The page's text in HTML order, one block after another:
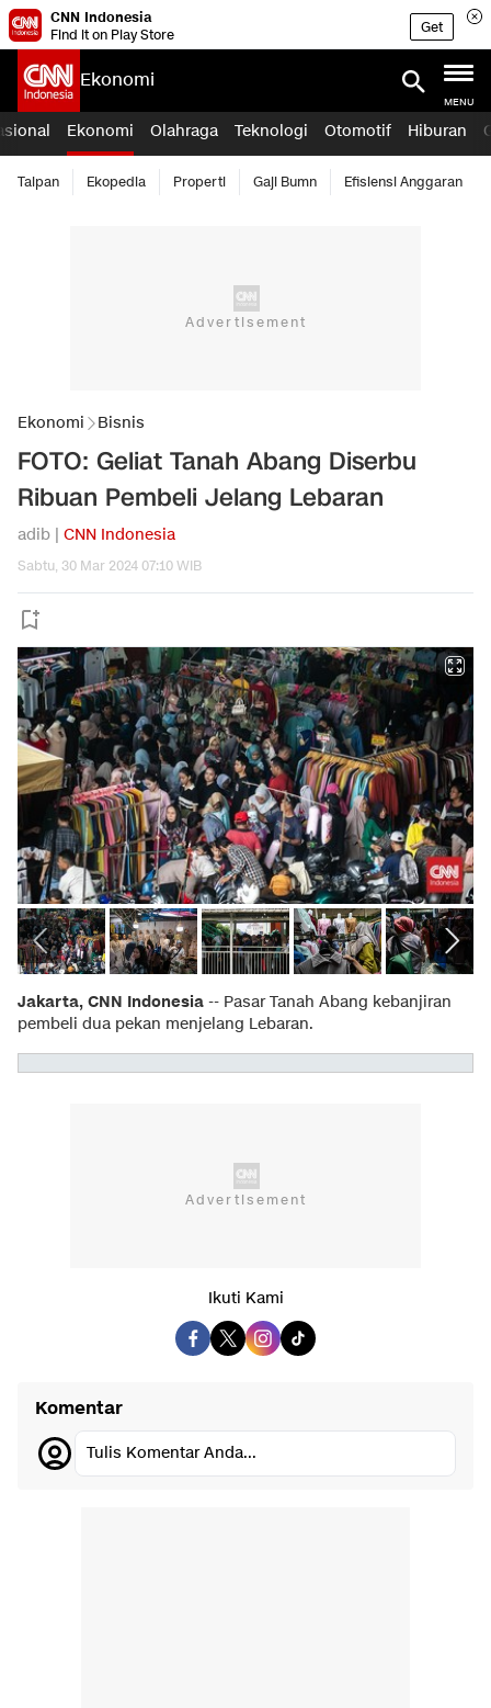
CNN Indonesia
Find it on Play Store
Get
Ekonomi
MENU
Ekonomi Olahraga Teknologi Otomotif Hiburan
Taipan Ekopedia Properti Gaji Bumn Efisiensi Anggaran
Ekonomi Bisnis
FOTO: Geliat Tanah Abang Diserbu
Ribuan Pembeli Jelang Lebaran
adib | CNN Indonesia
Sabtu, 30 Mar 2024 07:10 WIB
Jakarta, CNN Indonesia -- Pasar Tanah Abang kebanjiran
pembeli dua pekan menjelang Lebaran.
Ikuti Kami
Komentar
Tulis Komentar Anda...